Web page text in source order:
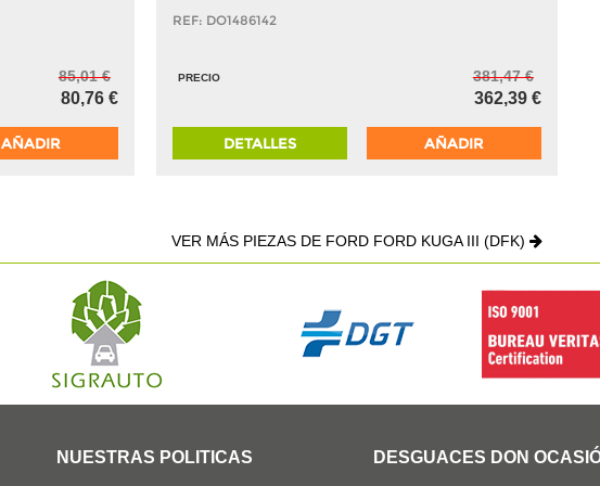
85,01 €
80,76 €
AÑADIR
REF: DO1486142
PRECIO 381,47 €
362,39 €
DETALLES AÑADIR
VER MÁS PIEZAS DE FORD FORD KUGA III (DFK)
NUESTRAS POLITICAS DESGUACES DON